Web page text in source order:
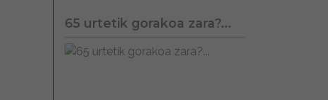
65 urtetik gorakoa zara?...